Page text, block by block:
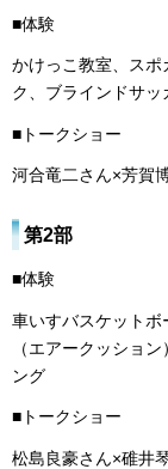
■体験
かけっこ教室、スポ
ク、ブラインドサッ
■トークショー
河合竜二さん×芳賀
第2部
■体験
車いすバスケット
（エアークッショ
ング
■トークショー
松島良豪さん×碓井